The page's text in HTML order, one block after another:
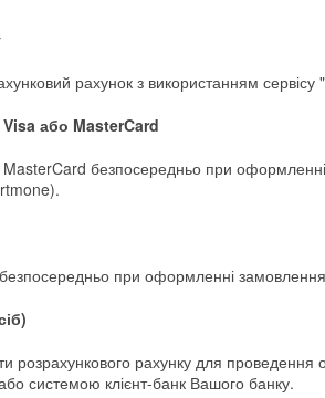
рахунок з використанням сервісу
або MasterCard
безпосередньо при
при оформленні
розрахункового рахунку для
системою клієнт-банк Вашого банку.